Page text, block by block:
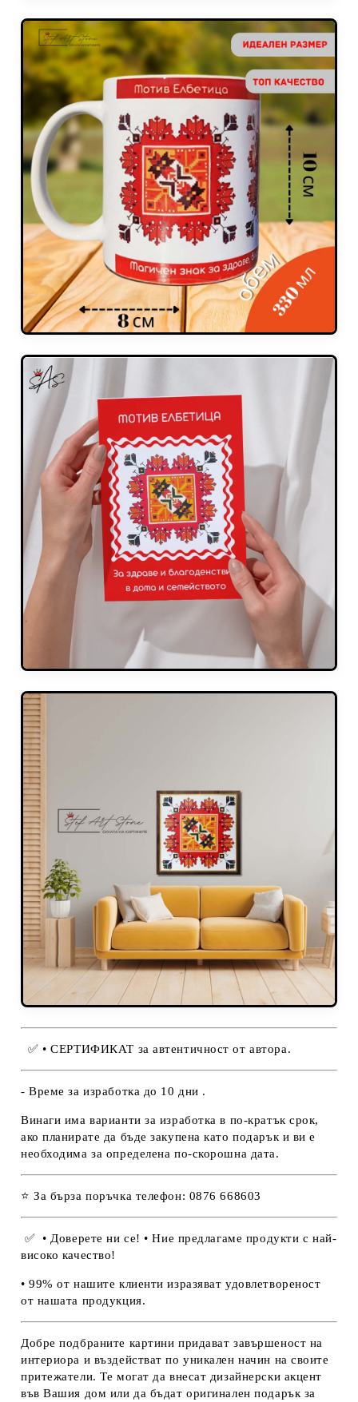
✅ • СЕРТИФИКАТ за автентичност от автора.
- Време за изработка до 10 дни .
Винаги има варианти за изработка в по-кратък срок,
ако планирате да бъде закупена като подарък и ви е
необходима за определена по-скорошна дата.
⭐ За бърза поръчка телефон: 0876 668603
✅
• Доверете ни се! • Ние предлагаме продукти с най-
високо качество!
• 99% от нашите клиенти изразяват удовлетвореност
от нашата продукция.
Добре подбраните картини придават завършеност на
интериора и въздействат по уникален начин на своите
притежатели. Те могат да внесат дизайнерски акцент
във Вашия дом или да бъдат оригинален подарък за